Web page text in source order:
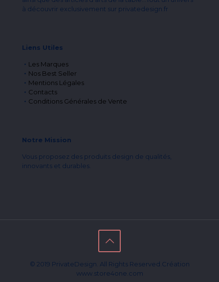
à découvrir exclusivement sur privatedesign.fr
Liens Utiles
Les Marques
Nos Best Seller
Mentions Légales
Contacts
Conditions Générales de Vente
Notre Mission
Vous proposez des produits design de qualités,
innovants et durables.
© 2019 PrivateDesign. All Rights Reserved.Création
www.store4one.com